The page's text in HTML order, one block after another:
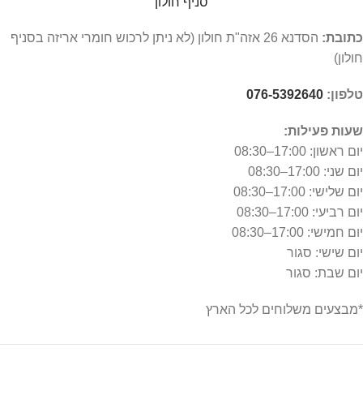
כתובת:
הסדנא 26 אזה"ת חולון (לא ניתן לרכוש חומרי אריזה בסניף
חולון)
טלפון: 076-5392640
שעות פעילות:
יום ראשון: 17:00–08:30
יום שני: 17:00–08:30
יום שלישי: 17:00–08:30
יום רביעי: 17:00–08:30
יום חמישי: 17:00–08:30
יום שישי: סגור
יום שבת: סגור
*מבצעים משלוחים לכל הארץ